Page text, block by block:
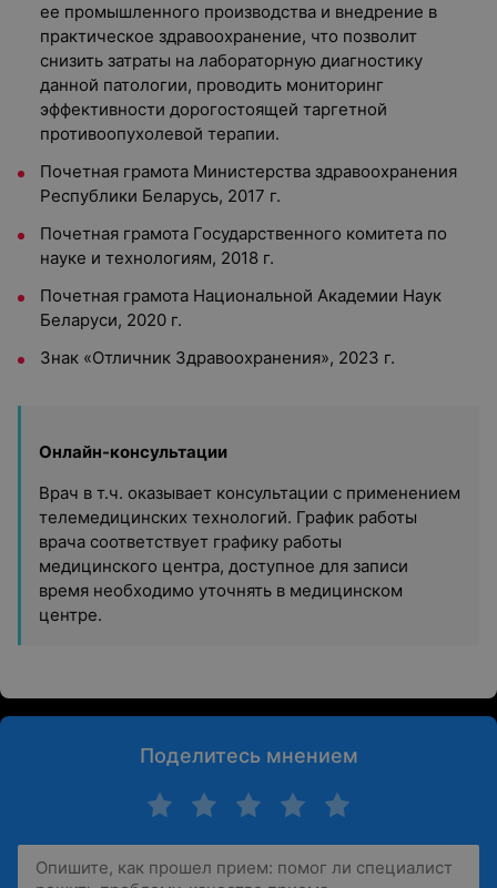
ее промышленного производства и внедрение в
практическое здравоохранение, что позволит
снизить затраты на лабораторную диагностику
данной патологии, проводить мониторинг
эффективности дорогостоящей таргетной
противоопухолевой терапии.
Почетная грамота Министерства здравоохранения
Республики Беларусь, 2017 г.
Почетная грамота Государственного комитета по
науке и технологиям, 2018 г.
Почетная грамота Национальной Академии Наук
Беларуси, 2020 г.
Знак «Отличник Здравоохранения», 2023 г.
Онлайн-консультации
Врач в т.ч. оказывает консультации с применением
телемедицинских технологий. График работы
врача соответствует графику работы
медицинского центра, доступное для записи
время необходимо уточнять в медицинском
центре.
Поделитесь мнением